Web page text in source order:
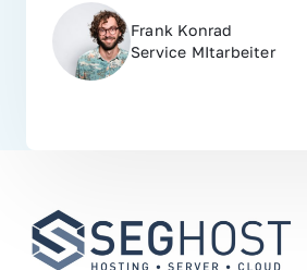
Frank Konrad
Service MItarbeiter